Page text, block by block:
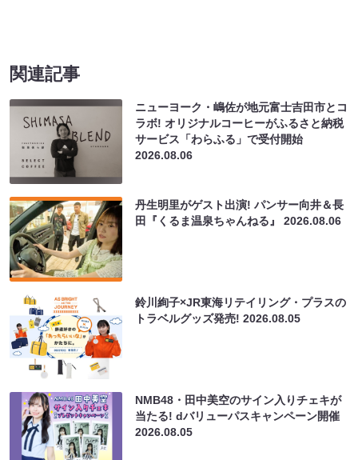
関連記事
ニューヨーク・嶋佐が地元富士吉田市とコ
ラボ! オリジナルコーヒーがふるさと納税
サービス「わらふる」で受付開始
2026.08.06
丹生明里がゲスト出演! パンサー向井＆長
田『くるま温泉ちゃんねる』2026.08.06
鈴川絢子×JR東海リテイリング・プラスの
トラベルグッズ発売!2026.08.05
NMB48・田中美空のサイン入りチェキが
当たる! dバリューパスキャンペーン開催
2026.08.05